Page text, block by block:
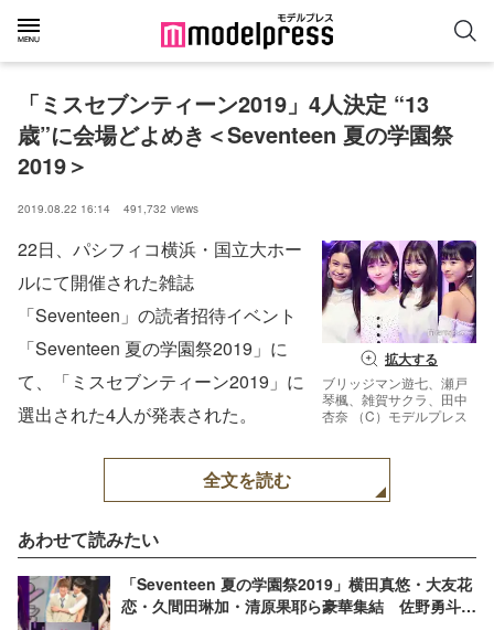
「ミスセブンティーン2019」4人決定 “13
歳”に会場どよめき＜Seventeen 夏の学園祭
2019＞
2019.08.22 16:14 491,732 views
拡大する
ブリッジマン遊七、瀬戸
琴楓、雑賀サクラ、田中
杏奈 （C）モデルプレス
22日、パシフィコ横浜・国立大ホー
ルにて開催された雑誌
「Seventeen」の読者招待イベント
「Seventeen 夏の学園祭2019」に
て、「ミスセブンティーン2019」に
選出された4人が発表された。
全文を読む
あわせて読みたい
「Seventeen 夏の学園祭2019」横田真悠・大友花
恋・久間田琳加・清原果耶ら豪華集結 佐野勇斗・